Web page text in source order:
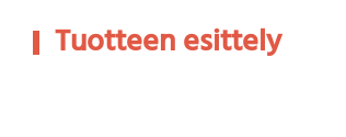
Tuotteen esittely